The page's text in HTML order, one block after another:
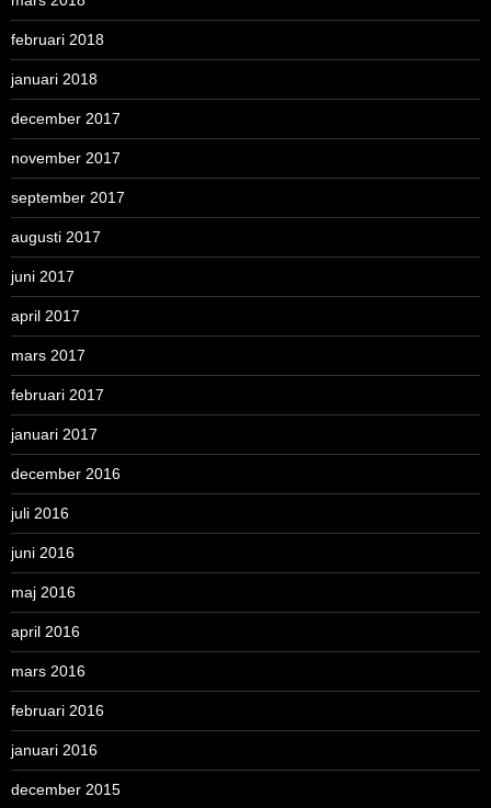
februari 2018
januari 2018
december 2017
november 2017
september 2017
augusti 2017
juni 2017
april 2017
mars 2017
februari 2017
januari 2017
december 2016
juli 2016
juni 2016
maj 2016
april 2016
mars 2016
februari 2016
januari 2016
december 2015